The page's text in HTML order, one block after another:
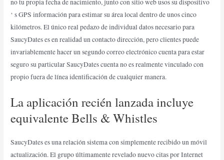
no tu propia fecha de nacimiento, junto con sitio web usos su dispositivo
‘ s GPS información para estimar su área local dentro de unos cinco
kilómetros. El único real pedazo de individual datos necesario para
SaucyDates es en realidad un contacto dirección, pero clientes puede
invariablemente hacer un segundo correo electrónico cuenta para estar
seguro su particular SaucyDates cuenta no es realmente vinculado con
propio fuera de línea identificación de cualquier manera.
La aplicación recién lanzada incluye
equivalente Bells & Whistles
SaucyDates es una relación sistema con simplemente recibido un móvil
actualización. El grupo últimamente revelado nuevo citas por Internet